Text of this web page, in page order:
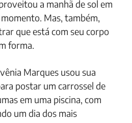
a manhã de sol em
Mas, também,
que está com seu corpo
forma.
Marques usou sua
postar um carrossel de
em uma piscina, com
um dia dos mais